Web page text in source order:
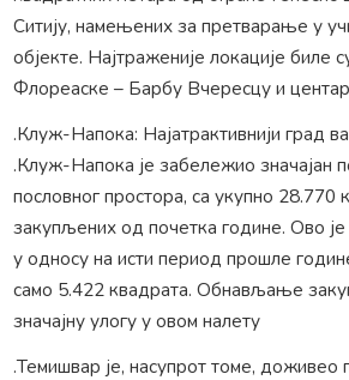
Ситију, намењених за претварање у
објекте. Најтраженије локације биле
Флореаске – Барбу Вчересцу и
.Клуж-Напока: Најатрактивнији град
.Клуж-Напока је забележио значајан
пословног простора, са укупно 28.770
закупљених од почетка године. Ово
у односу на исти период прошле
само 5.422 квадрата. Обнављање
значајну улогу у овом налету
.Темишвар је, насупрот томе, доживео